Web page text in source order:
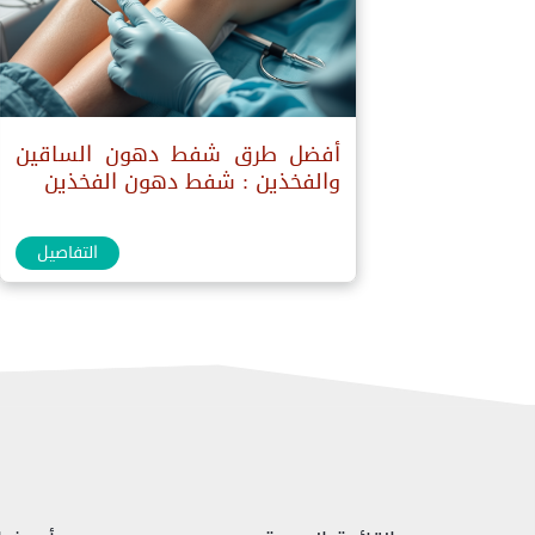
أفضل طرق شفط دهون الساقين
والفخذين : شفط دهون الفخذين
التفاصيل